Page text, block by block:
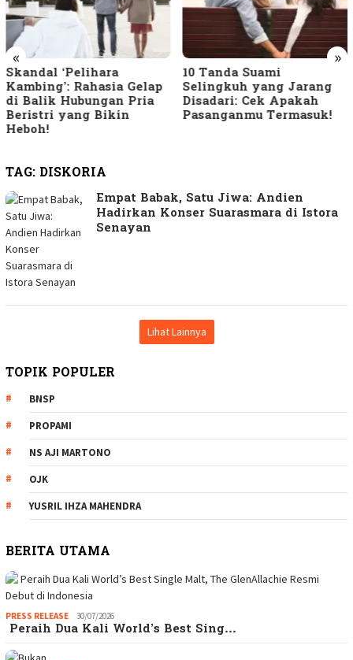
« »
Skandal ‘Pelihara
Kambing’: Rahasia Gelap
di Balik Hubungan Pria
Beristri yang Bikin
Heboh!
10 Tanda Suami
Selingkuh yang Jarang
Disadari: Cek Apakah
Pasanganmu Termasuk!
TAG: DISKORIA
Empat Babak, Satu Jiwa: Andien
Hadirkan Konser Suarasmara di Istora
Senayan
Lihat Lainnya
TOPIK POPULER
BNSP
PROPAMI
NS AJI MARTONO
OJK
YUSRIL IHZA MAHENDRA
BERITA UTAMA
PRESS RELEASE 30/07/2026
Peraih Dua Kali World’s Best Sing…